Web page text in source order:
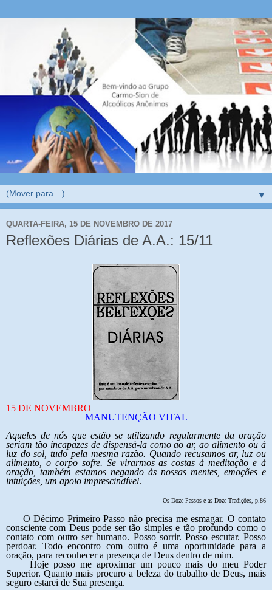
▼
QUARTA-FEIRA, 15 DE NOVEMBRO DE 2017
Reflexões Diárias de A.A.: 15/11
15 DE NOVEMBRO
MANUTENÇÃO VITAL
Aqueles de nós que estão se utilizando regularmente da oração
seriam tão incapazes de dispensá-la como ao ar, ao alimento ou à
luz do sol, tudo pela mesma razão. Quando recusamos ar, luz ou
alimento, o corpo sofre. Se virarmos as costas à meditação e à
oração, também estamos negando às nossas mentes, emoções e
intuições, um apoio imprescindível.
Os Doze Passos e as Doze Tradições, p.86
O Décimo Primeiro Passo não precisa me esmagar. O contato
consciente com Deus pode ser tão simples e tão profundo como o
contato com outro ser humano. Posso sorrir. Posso escutar. Posso
perdoar. Todo encontro com outro é uma oportunidade para a
oração, para reconhecer a presença de Deus dentro de mim.
Hoje posso me aproximar um pouco mais do meu Poder
Superior. Quanto mais procuro a beleza do trabalho de Deus, mais
seguro estarei de Sua presença.